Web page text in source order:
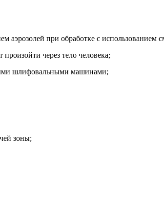
аэрозолей при обработке с
через тело человека;
шлифовальными машинами;
зоны;